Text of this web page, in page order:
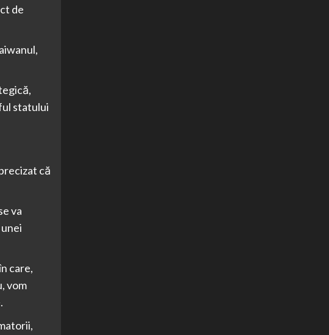
de
statului
că
va
care,
vom